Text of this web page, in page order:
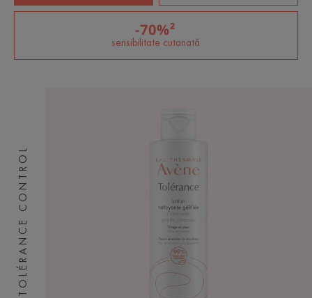
-70%²
sensibilitate cutanată
TOLÉRANCE CONTROL